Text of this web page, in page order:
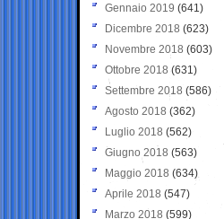
Gennaio 2019 (641)
Dicembre 2018 (623)
Novembre 2018 (603)
Ottobre 2018 (631)
Settembre 2018 (586)
Agosto 2018 (362)
Luglio 2018 (562)
Giugno 2018 (563)
Maggio 2018 (634)
Aprile 2018 (547)
Marzo 2018 (599)